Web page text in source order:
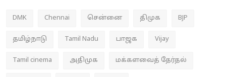
DMK Chennai சென்னை திமுக BJP
தமிழ்நாடு Tamil Nadu பாஜக Vijay
Tamil cinema அதிமுக மக்களவைத் தேர்தல்